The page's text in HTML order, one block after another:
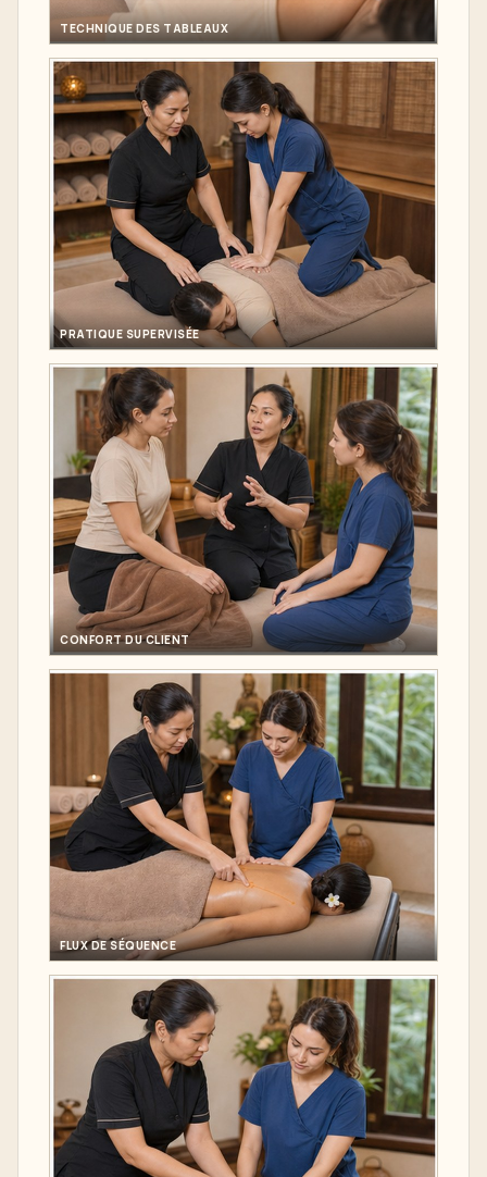
TECHNIQUE DES TABLEAUX
PRATIQUE SUPERVISÉE
CONFORT DU CLIENT
FLUX DE SÉQUENCE